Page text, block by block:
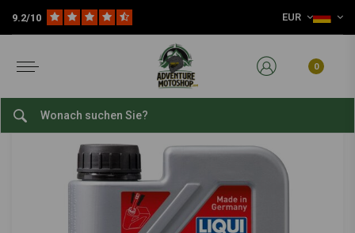
9.2/10 EUR
0
2T Synth Street Race | 1L
bekijk alles van Liqui Moly
2T Synth Street Race | 1L